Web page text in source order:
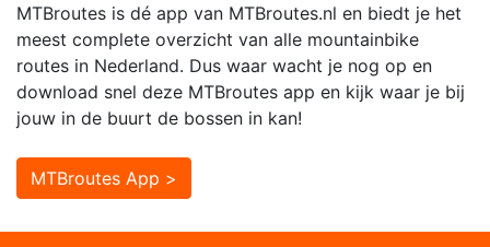
MTBroutes is dé app van MTBroutes.nl en biedt je het
meest complete overzicht van alle mountainbike
routes in Nederland. Dus waar wacht je nog op en
download snel deze MTBroutes app en kijk waar je bij
jouw in de buurt de bossen in kan!
MTBroutes App >